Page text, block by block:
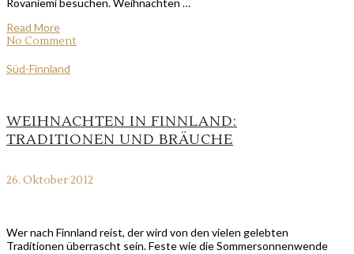
Rovaniemi besuchen. Weihnachten …
Read More
No Comment
Süd-Finnland
WEIHNACHTEN IN FINNLAND:
TRADITIONEN UND BRÄUCHE
26. Oktober 2012
Wer nach Finnland reist, der wird von den vielen gelebten
Traditionen überrascht sein. Feste wie die Sommersonnenwende